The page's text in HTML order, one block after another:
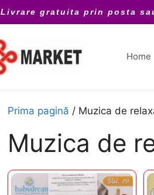
Livrare gratuita prin posta
Home
Prima pagină / Muzica de
Muzica de